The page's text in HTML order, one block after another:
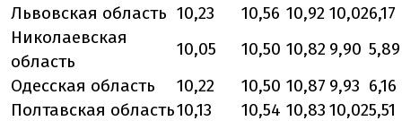
Львовская область 10,23 10,56 10,92 10,026,17
Николаевская
область
10,05 10,50 10,82 9,90 5,89
Одесская область
10,22 10,50 10,87 9,93 6,16
Полтавская область10,13 10,54 10,83 10,025,51